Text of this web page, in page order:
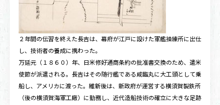
２年間の伝習を終えた長吉は、幕府が江戸に設けた軍艦操練所に出仕
し、技術者の養成に携わった。
万延元（１８６０）年、日米修好通商条約の批准書交換のため、遣米
使節が派遣される。長吉はその随行艦である咸臨丸に大工頭として乗
船し、アメリカに渡った。維新後は、新政府が運営する横須賀製鉄所
（後の横須賀海軍工廠）に勤務し、近代造船技術の確立に大きな足跡